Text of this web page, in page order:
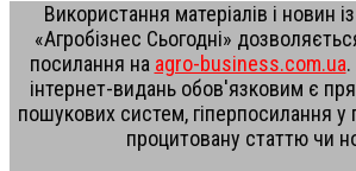
Використання матеріалів і новин
«Агробізнес Сьогодні»
посилання на agro-business.com.ua.
інтернет-видань обов'язковим є
пошукових систем, гіперпосилання у
процитовану статтю чи